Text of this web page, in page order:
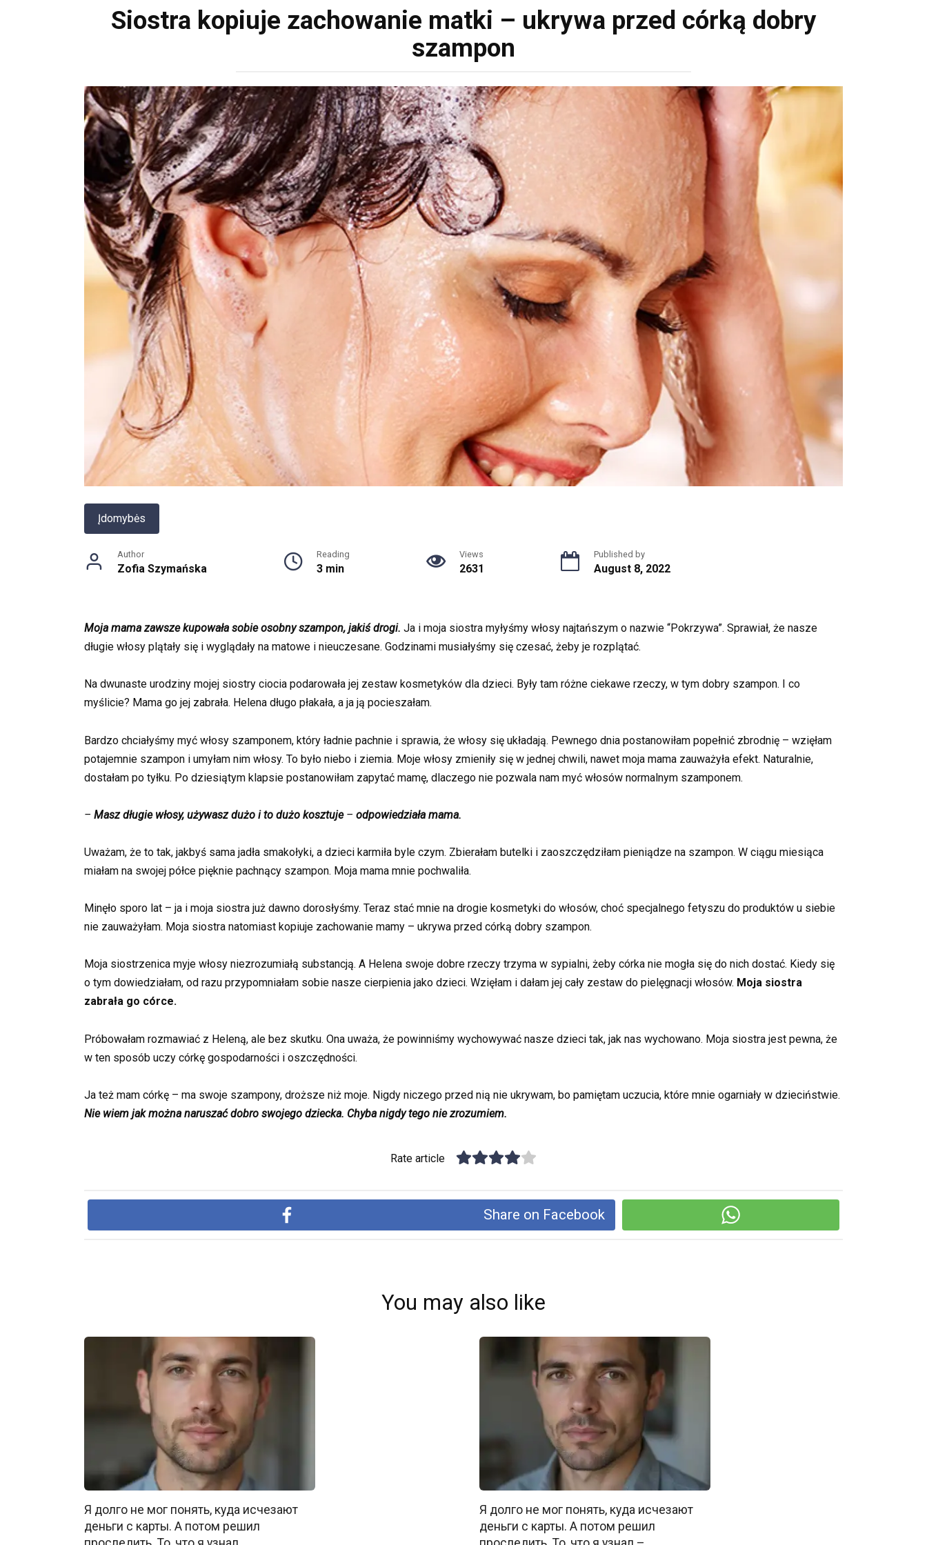
Siostra kopiuje zachowanie matki – ukrywa przed córką dobry
szampon
Įdomybės
Author
Zofia Szymańska
Reading
3 min
Views
2631
Published by
August 8, 2022
Moja mama zawsze kupowała sobie osobny szampon, jakiś drogi. Ja i moja siostra myłyśmy włosy najtańszym o nazwie “Pokrzywa”. Sprawiał, że nasze
długie włosy plątały się i wyglądały na matowe i nieuczesane. Godzinami musiałyśmy się czesać, żeby je rozplątać.
Na dwunaste urodziny mojej siostry ciocia podarowała jej zestaw kosmetyków dla dzieci. Były tam różne ciekawe rzeczy, w tym dobry szampon. I co
myślicie? Mama go jej zabrała. Helena długo płakała, a ja ją pocieszałam.
Bardzo chciałyśmy myć włosy szamponem, który ładnie pachnie i sprawia, że włosy się układają. Pewnego dnia postanowiłam popełnić zbrodnię – wzięłam
potajemnie szampon i umyłam nim włosy. To było niebo i ziemia. Moje włosy zmieniły się w jednej chwili, nawet moja mama zauważyła efekt. Naturalnie,
dostałam po tyłku. Po dziesiątym klapsie postanowiłam zapytać mamę, dlaczego nie pozwala nam myć włosów normalnym szamponem.
– Masz długie włosy, używasz dużo i to dużo kosztuje– odpowiedziała mama.
Uważam, że to tak, jakbyś sama jadła smakołyki, a dzieci karmiła byle czym. Zbierałam butelki i zaoszczędziłam pieniądze na szampon. W ciągu miesiąca
miałam na swojej półce pięknie pachnący szampon. Moja mama mnie pochwaliła.
Minęło sporo lat – ja i moja siostra już dawno dorosłyśmy. Teraz stać mnie na drogie kosmetyki do włosów, choć specjalnego fetyszu do produktów u siebie
nie zauważyłam. Moja siostra natomiast kopiuje zachowanie mamy – ukrywa przed córką dobry szampon.
Moja siostrzenica myje włosy niezrozumiałą substancją. A Helena swoje dobre rzeczy trzyma w sypialni, żeby córka nie mogła się do nich dostać. Kiedy się
o tym dowiedziałam, od razu przypomniałam sobie nasze cierpienia jako dzieci. Wzięłam i dałam jej cały zestaw do pielęgnacji włosów. Moja siostra
zabrała go córce.
Próbowałam rozmawiać z Heleną, ale bez skutku. Ona uważa, że powinniśmy wychowywać nasze dzieci tak, jak nas wychowano. Moja siostra jest pewna, że
w ten sposób uczy córkę gospodarności i oszczędności.
Ja też mam córkę – ma swoje szampony, droższe niż moje. Nigdy niczego przed nią nie ukrywam, bo pamiętam uczucia, które mnie ogarniały w dzieciństwie.
Nie wiem jak można naruszać dobro swojego dziecka. Chyba nigdy tego nie zrozumiem.
Rate article
Share on Facebook
You may also like
Я долго не мог понять, куда исчезают
деньги с карты. А потом решил
Я долго не мог понять, куда исчезают
деньги с карты. А потом решил